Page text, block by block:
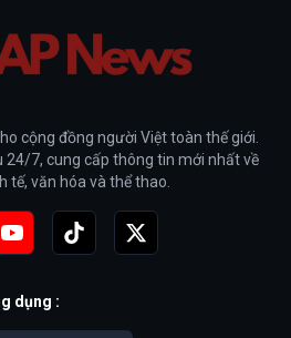
cộng đồng người Việt toàn thế giới.
7, cung cấp thông tin mới nhất về
tế, văn hóa và thể thao.
dụng :